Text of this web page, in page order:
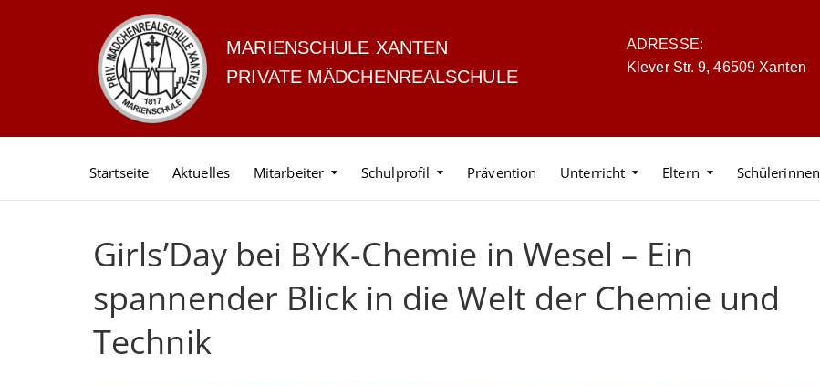
MARIENSCHULE XANTEN
PRIVATE MÄDCHENREALSCHULE
ADRESSE:
Klever Str. 9, 46509 Xanten
Startseite Aktuelles Mitarbeiter Schulprofil Prävention Unterricht Eltern Schülerinnen
Girls’Day bei BYK-Chemie in Wesel – Ein
spannender Blick in die Welt der Chemie und
Technik